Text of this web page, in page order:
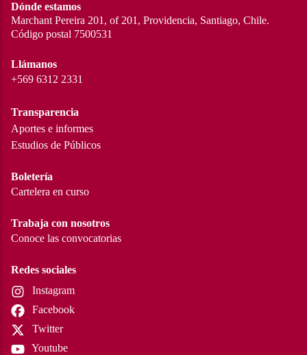
Dónde estamos
Marchant Pereira 201, of 201, Providencia, Santiago, Chile.
Código postal 7500531
Llámanos
+569 6312 2331
Transparencia
Aportes e informes
Estudios de Públicos
Boletería
Cartelera en curso
Trabaja con nosotros
Conoce las convocatorias
Redes sociales
Instagram
Facebook
Twitter
Youtube